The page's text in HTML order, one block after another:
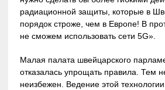
радиационной защиты, которые в
порядок строже, чем в Европе! В
не сможем использовать сети 5G».
Малая палата швейцарского
отказалась упрощать правила. Тем
неизбежен. Ведение этой